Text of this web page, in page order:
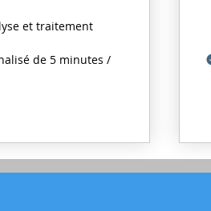
et traitement
de 5 minutes /